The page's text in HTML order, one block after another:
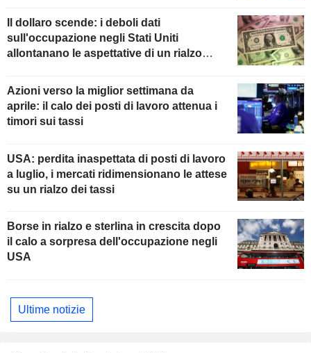
Il dollaro scende: i deboli dati
sull'occupazione negli Stati Uniti
allontanano le aspettative di un rialzo
Azioni verso la miglior settimana da
aprile: il calo dei posti di lavoro attenua i
timori sui tassi
USA: perdita inaspettata di posti di lavoro
a luglio, i mercati ridimensionano le attese
su un rialzo dei tassi
Borse in rialzo e sterlina in crescita dopo
il calo a sorpresa dell'occupazione negli
USA
Ultime notizie